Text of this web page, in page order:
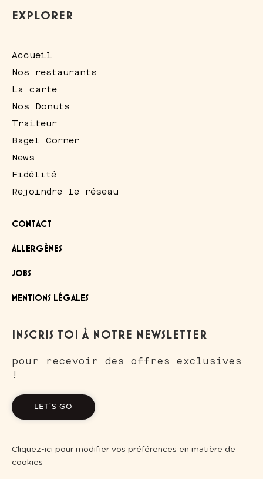
EXPLORER
Accueil
Nos restaurants
La carte
Nos Donuts
Traiteur
Bagel Corner
News
Fidélité
Rejoindre le réseau
CONTACT
ALLERGÈNES
JOBS
MENTIONS LÉGALES
INSCRIS TOI À NOTRE NEWSLETTER
pour recevoir des offres exclusives
!
LET'S GO
Cliquez-ici pour modifier vos préférences en matière de
cookies